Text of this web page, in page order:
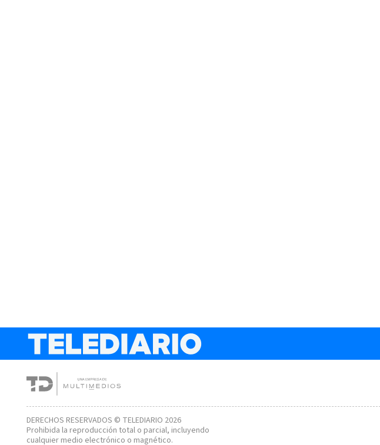
DERECHOS RESERVADOS © TELEDIARIO 2026
Prohibida la reproducción total o parcial, incluyendo
cualquier medio electrónico o magnético.